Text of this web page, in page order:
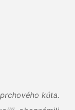
kúta.